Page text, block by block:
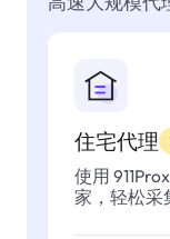
住宅代理
使用
家，轻松采